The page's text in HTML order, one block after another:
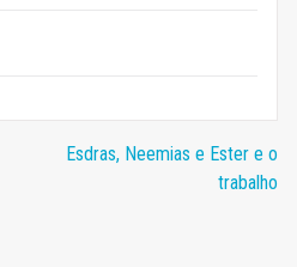
Esdras, Neemias e Ester e o
trabalho